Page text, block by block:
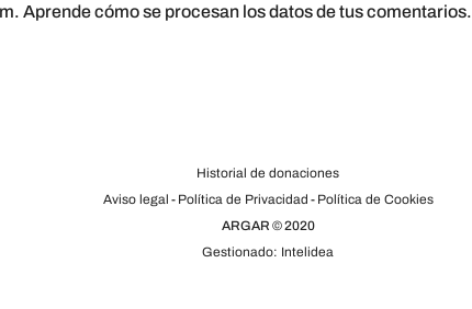
Aprende cómo se procesan los datos de tus comentarios.
Historial de donaciones
Aviso legal - Política de Privacidad - Política de Cookies
ARGAR © 2020
Gestionado: Intelidea